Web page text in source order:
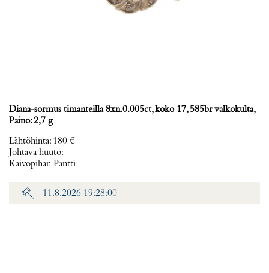
Diana-sormus timanteilla 8xn.0.005ct, koko 17, 585br valkokulta,
Paino: 2,7 g
Lähtöhinta: 180 €
Johtava huuto:-
Kaivopihan Pantti
11.8.2026 19:28:00